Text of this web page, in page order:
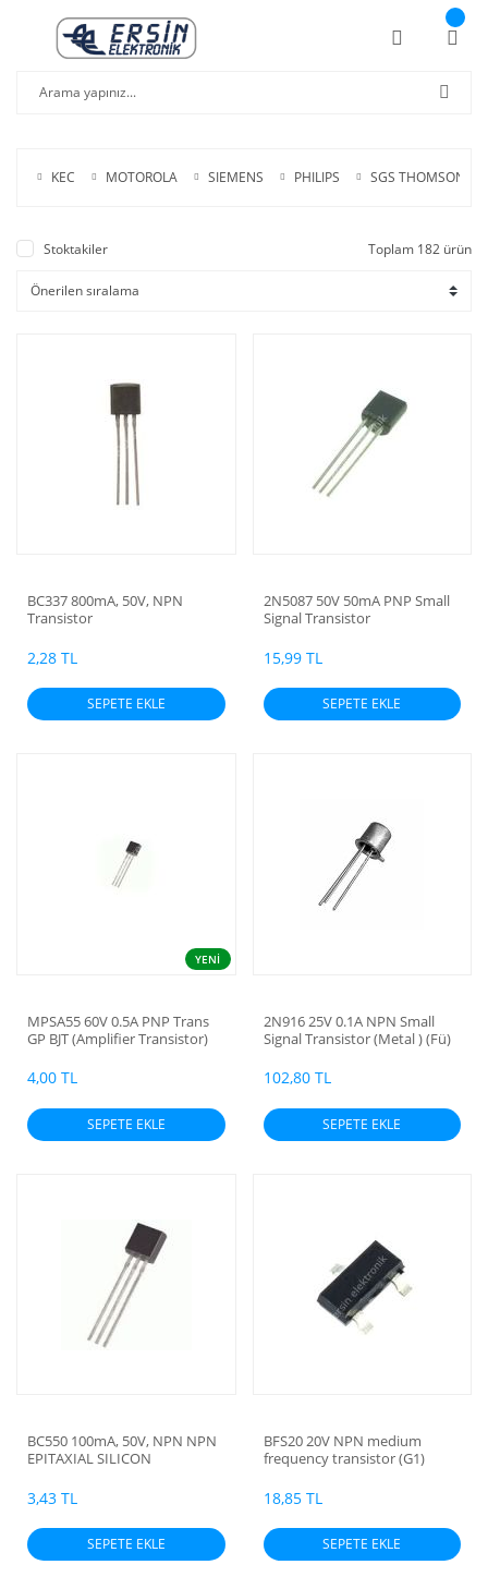
KEC MOTOROLA SIEMENS PHILIPS SGS THOMSON
Stoktakiler Toplam 182 ürün
BC337 800mA, 50V, NPN
Transistor
2,28 TL
SEPETE EKLE
2N5087 50V 50mA PNP Small
Signal Transistor
15,99 TL
SEPETE EKLE
YENİ
MPSA55 60V 0.5A PNP Trans
GP BJT (Amplifier Transistor)
4,00 TL
SEPETE EKLE
2N916 25V 0.1A NPN Small
Signal Transistor (Metal ) (Fü)
102,80 TL
SEPETE EKLE
BC550 100mA, 50V, NPN NPN
EPITAXIAL SILICON
3,43 TL
SEPETE EKLE
BFS20 20V NPN medium
frequency transistor (G1)
18,85 TL
SEPETE EKLE